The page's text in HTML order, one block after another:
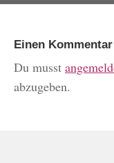
Einen
Du musst
abzugeben.